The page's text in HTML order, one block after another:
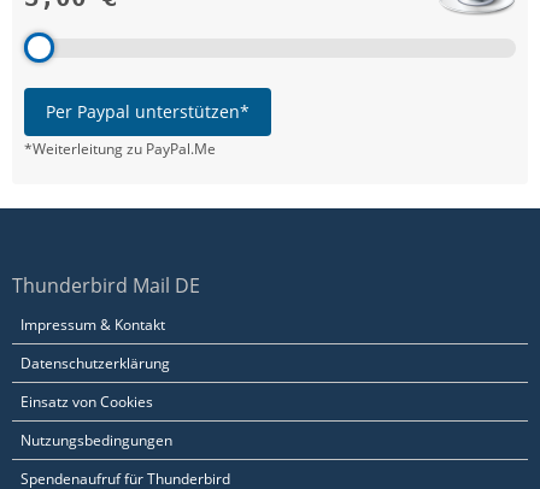
Per Paypal unterstützen*
*Weiterleitung zu PayPal.Me
Thunderbird Mail DE
Impressum & Kontakt
Datenschutzerklärung
Einsatz von Cookies
Nutzungsbedingungen
Spendenaufruf für Thunderbird